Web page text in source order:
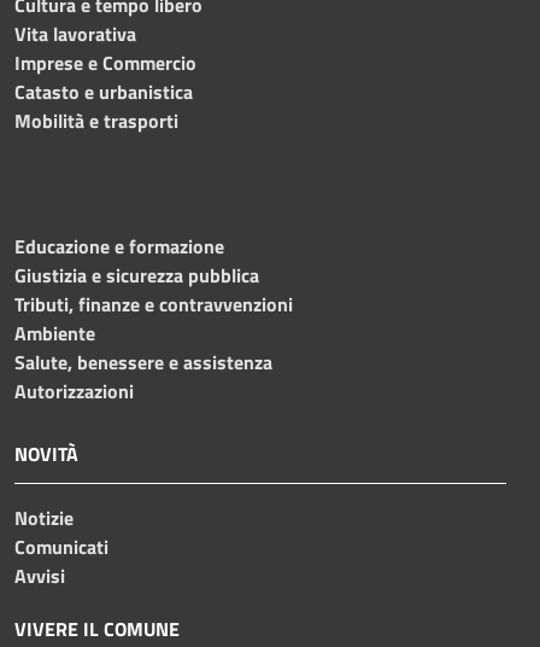
Vita lavorativa
Imprese e Commercio
Catasto e urbanistica
Mobilità e trasporti
Educazione e formazione
Giustizia e sicurezza pubblica
Tributi, finanze e contravvenzioni
Ambiente
Salute, benessere e assistenza
Autorizzazioni
NOVITÀ
Notizie
Comunicati
Avvisi
VIVERE IL COMUNE